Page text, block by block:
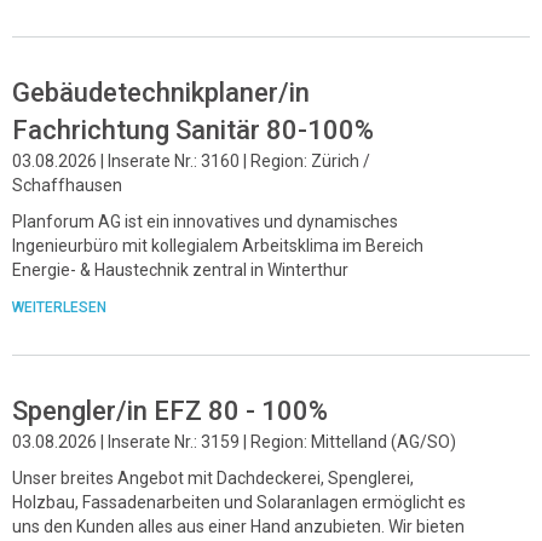
Gebäudetechnikplaner/in
Fachrichtung Sanitär 80-100%
03.08.2026 | Inserate Nr.: 3160 | Region: Zürich /
Schaffhausen
Planforum AG ist ein innovatives und dynamisches
Ingenieurbüro mit kollegialem Arbeitsklima im Bereich
Energie- & Haustechnik zentral in Winterthur
WEITERLESEN
Spengler/in EFZ 80 - 100%
03.08.2026 | Inserate Nr.: 3159 | Region: Mittelland (AG/SO)
Unser breites Angebot mit Dachdeckerei, Spenglerei,
Holzbau, Fassadenarbeiten und Solaranlagen ermöglicht es
uns den Kunden alles aus einer Hand anzubieten. Wir bieten